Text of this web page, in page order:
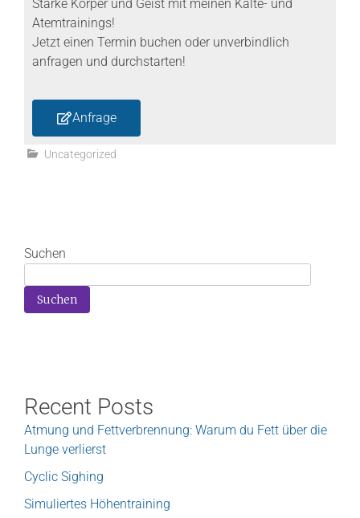
Stärke Körper und Geist mit meinen Kälte- und
Atemtrainings!
Jetzt einen Termin buchen oder unverbindlich
anfragen und durchstarten!
Anfrage
Uncategorized
Suchen
Suchen
Recent Posts
Atmung und Fettverbrennung: Warum du Fett über die
Lunge verlierst
Cyclic Sighing
Simuliertes Höhentraining